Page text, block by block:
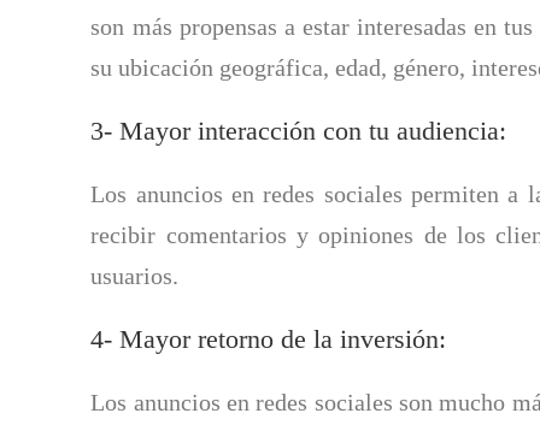
son más propensas a estar interesadas en
su ubicación geográfica, edad, género,
3- Mayor interacción con tu audiencia:
Los anuncios en redes sociales permiten a
recibir comentarios y opiniones de los
usuarios.
4- Mayor retorno de la inversión:
Los anuncios en redes sociales son mucho